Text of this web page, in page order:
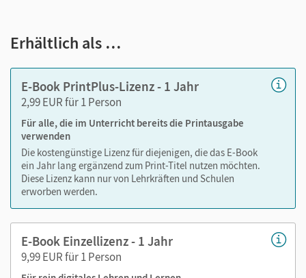
Notizen erstellen
Markierungen setzen
Text ergänzen
Lesezeichen hinzufügen
im Text suchen
zoomen
Die Medien sind wichtige Bestandteile dieses E-Books. Sie
sind seitengenau platziert, damit Sie und Ihre Schüler/-innen
jederzeit unkompliziert darauf zugreifen können. So
gestalten Sie das Lehren und Lernen zeitsparend und
abwechslungsreich. Kein Medienwechsel! Kein
zeitaufwendiges Suchen!
Erhältlich als …
E-Book PrintPlus-Lizenz - 1 Jahr
2,99 EUR für 1 Person
Für alle, die im Unterricht bereits die Printausgabe
verwenden
Die kostengünstige Lizenz für diejenigen, die das E-Book
ein Jahr lang ergänzend zum Print-Titel nutzen möchten.
Diese Lizenz kann nur von Lehrkräften und Schulen
erworben werden.
E-Book Einzellizenz - 1 Jahr
9,99 EUR für 1 Person